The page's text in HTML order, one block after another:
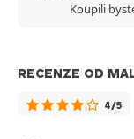
Koupili
RECENZE OD
4/5